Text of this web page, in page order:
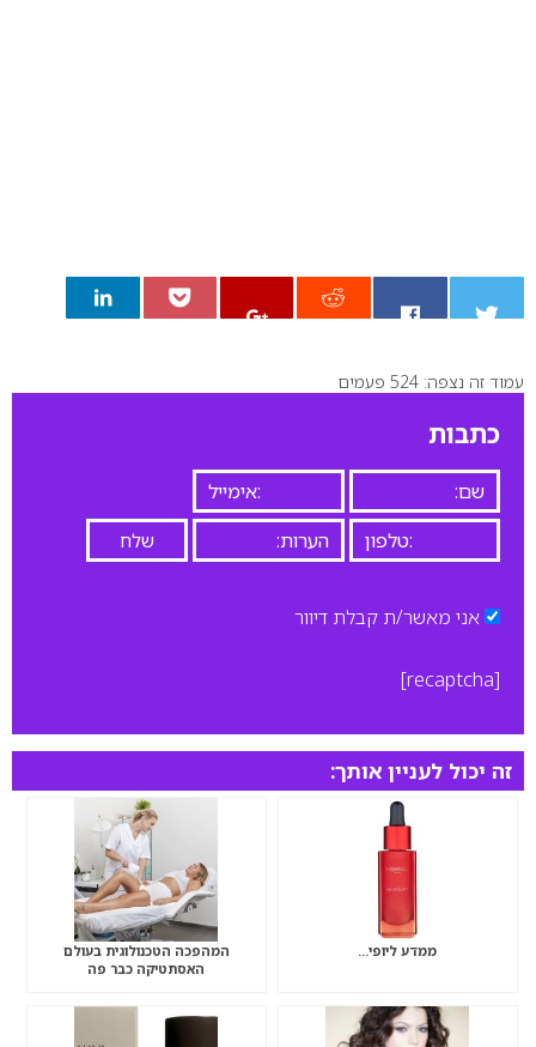
0
עמוד זה נצפה: 524 פעמים
כתבות
אני מאשר/ת קבלת דיוור
[recaptcha]
זה יכול לעניין אותך:
ממדע ליופי…
המהפכה הטכנולוגית בעולם
האסתטיקה כבר פה